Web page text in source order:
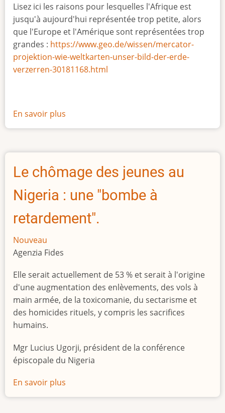
Lisez ici les raisons pour lesquelles l'Afrique est
jusqu'à aujourd'hui représentée trop petite, alors
que l'Europe et l'Amérique sont représentées trop
grandes : https://www.geo.de/wissen/mercator-
projektion-wie-weltkarten-unser-bild-der-erde-
verzerren-30181168.html
En savoir plus
La
taille
l'Afrique
Le chômage des jeunes au
Nigeria : une "bombe à
retardement".
Nouveau
Agenzia Fides
Elle serait actuellement de 53 % et serait à l'origine
d'une augmentation des enlèvements, des vols à
main armée, de la toxicomanie, du sectarisme et
des homicides rituels, y compris les sacrifices
humains.
Mgr Lucius Ugorji, président de la conférence
épiscopale du Nigeria
En savoir plus
Le